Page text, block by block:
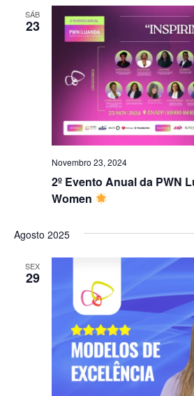
SÁB
23
2º Evento Anual da PWN
Women
Novembro 23, 2024
Agosto 2025
SEX
29